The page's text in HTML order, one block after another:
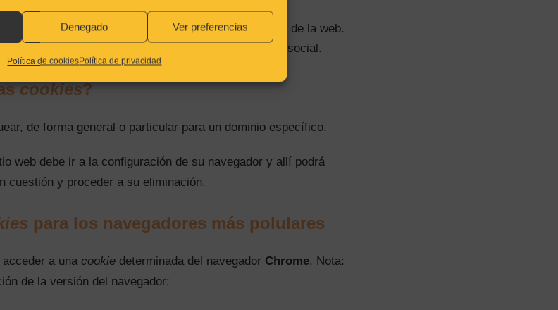
Denegado Ver preferencias
Política de cookiesPolítica de privacidad
sectorizada, lo que reducirá los ingresos publicitarios de la web.
, si las desactiva no podrá utilizar ninguna red social.
cookies?
de forma general o particular para un dominio específico.
web debe ir a la configuración de su navegador y allí podrá
cuestión y proceder a su eliminación.
para los navegadores más polulares
a una cookie determinada del navegador Chrome. Nota:
de la versión del navegador: